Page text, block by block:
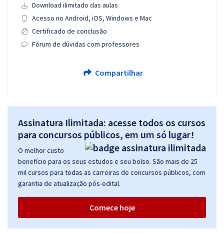
Download ilimitado das aulas
Acesso no Android, iOS, Windows e Mac
Certificado de conclusão
Fórum de dúvidas com professores
Compartilhar
Assinatura Ilimitada: acesse todos os cursos
para concursos públicos, em um só lugar!
O melhor custo
benefício para os seus estudos e seu bolso. São mais de 25
mil cursos para todas as carreiras de concursos públicos, com
garantia de atualização pós-edital.
Comece hoje